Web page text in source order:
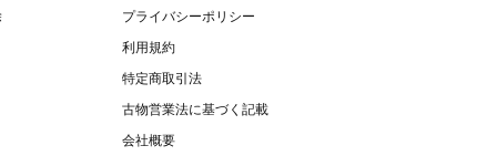
プライバシーポリシー
利用規約
特定商取引法
古物営業法に基づく記載
会社概要